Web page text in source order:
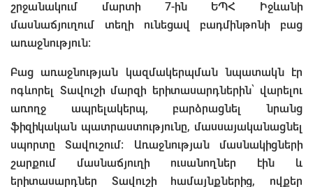
շրջանակում մարտի 7-ին ԵՊՀ Իջևանի
մասնաճյուղում տեղի ունեցավ բադմինթոնի բաց
առաջնություն։
Բաց առաջնության կազմակերպման նպատակն էր
ոգևորել Տավուշի մարզի երիտասարդներին՝ վարելու
առողջ ապրելակերպ, բարձրացնել նրանց
ֆիզիկական պատրաստությունը, մասսայականացնել
սպորտը Տավուշում: Առաջնության մասնակիցների
շարքում մասնաճյուղի ուսանողներ էին և
երիտասարդներ Տավուշի համայնքներից, ովքեր